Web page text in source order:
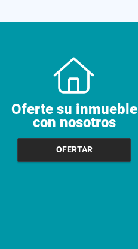
Oferte su inmueble
con nosotros
OFERTAR